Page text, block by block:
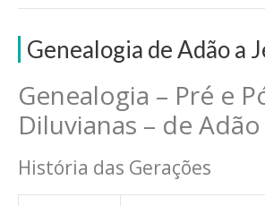
Genealogia de Adão a
Genealogia – Pré e
Diluvianas – de Adão
História das Gerações